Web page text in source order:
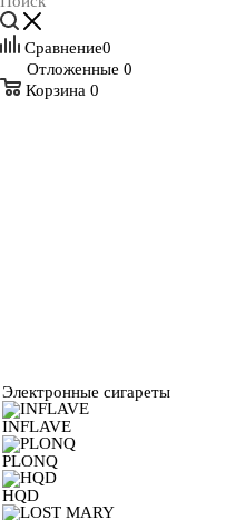
Сравнение0
Отложенные 0
Корзина 0
Электронные сигареты
INFLAVE
PLONQ
HQD